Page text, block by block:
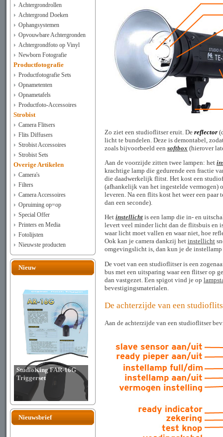
Achtergrondrollen
Achtergrond Doeken
Ophangsystemen
Opvouwbare Achtergronden
Achtergrondfoto op Vinyl
Newborn Fotografie
Productfotografie
Productfotografie Sets
Opnametenten
Opnametafels
Productfoto-Accessoires
Strobist
Camera Flitsers
Flits Diffusers
Strobist Accessoires
Strobist Sets
Overige Artikelen
Camera's
Filters
Camera Accessoires
Opruiming op=op
Special Offer
Printers en Media
Fotolijsten
Nieuwste producten
Nieuw
StudioKing FAR-16G
Triggerset
Nieuwsbrief
Zo ziet een studioflitser eruit. De reflector
licht te bundelen. Deze is demontabel,
zoals bijvoorbeeld een softbox (hierover
Aan de voorzijde zitten twee lampen: het
krachtige lamp die gedurende een fractie
die daadwerkelijk flitst. Het kost een
(afhankelijk van het ingestelde vermogen)
leveren. Na een flits kost het weer een
dan een seconde).
Het instellicht is een lamp die in- en
levert veel minder licht dan de flitsbuis en
waar licht moet vallen en waar niet, hoe
Ook kan je camera dankzij het instellicht
omgevingslicht is, dan kun je de
De voet van een studioflitser is een
bus met een uitsparing waar een flitser op
dan vastgezet. Een spigot vind je op
bevestigingsmaterialen.
De achterzijde van een
Aan de achterzijde van een studioflitser